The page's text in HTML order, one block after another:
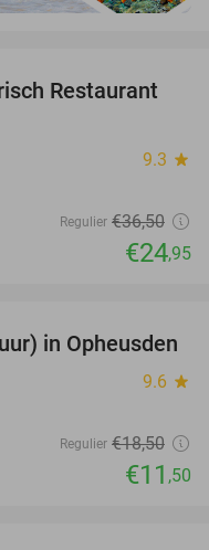
32%
Restaurant
9.3 star
Regulier €36,50
€24,95
38%
in Opheusden
9.6 star
Regulier €18,50
€11 ,50